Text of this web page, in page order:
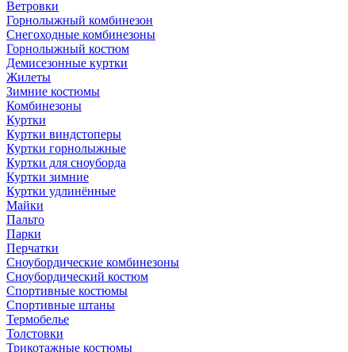
Ветровки
Горнолыжный комбинезон
Снегоходные комбинезоны
Горнолыжный костюм
Демисезонные куртки
Жилеты
Зимние костюмы
Комбинезоны
Куртки
Куртки виндстоперы
Куртки горнолыжные
Куртки для сноуборда
Куртки зимние
Куртки удлинённые
Майки
Пальто
Парки
Перчатки
Сноубордические комбинезоны
Сноубордический костюм
Спортивные костюмы
Спортивные штаны
Термобелье
Толстовки
Трикотажные костюмы